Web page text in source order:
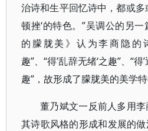
治诗和生平回忆诗中，都或多
顿挫‘的特色。”吴调公的另
的朦胧美》认为李商隐的
趣”、“得’乱辞无绪‘之趣”、“
趣”，故形成了朦胧美的美学特
董乃斌文一反前人多用
其诗歌风格的形成和发展的